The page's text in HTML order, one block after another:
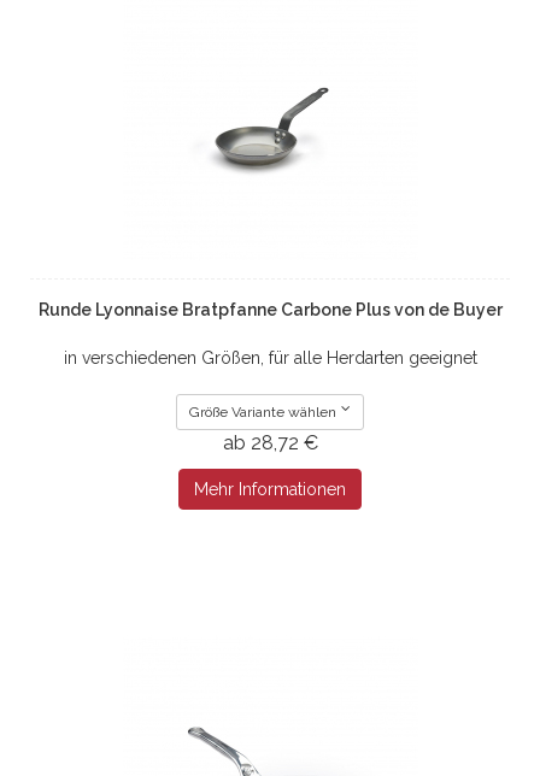
Runde Lyonnaise Bratpfanne Carbone Plus von de Buyer
in verschiedenen Größen, für alle Herdarten geeignet
Größe Variante wählen
ab 28,72 €
Mehr Informationen